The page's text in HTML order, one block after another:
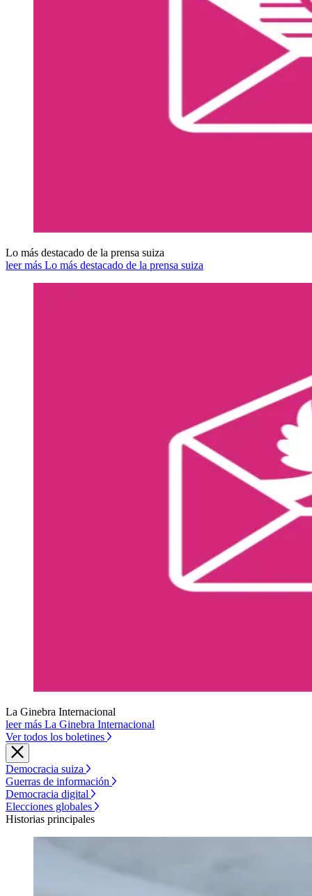
Lo más destacado de la prensa suiza
leer más Lo más destacado de la prensa suiza
La Ginebra Internacional
leer más La Ginebra Internacional
Ver todos los boletines
Democracia suiza
Guerras de información
Democracia digital
Elecciones globales
Historias principales